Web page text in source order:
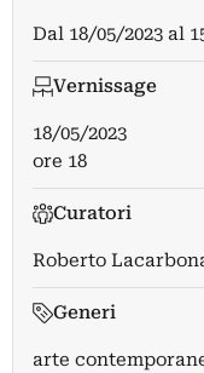
Dal 18/05/2023 al
Vernissage
18/05/2023
ore 18
Curatori
Roberto
Generi
arte